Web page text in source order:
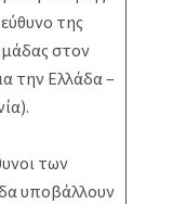
της
στον
την Ελλάδα –
των
υποβάλλουν